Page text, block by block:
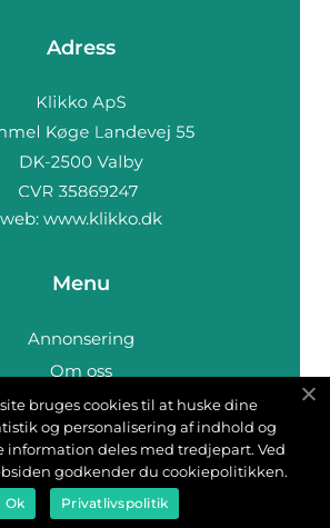
Adress
web: www.klikko.dk
Menu
Annonsering
Om oss
Cookies
Kontakta oss
Sitemap
bruges cookies til at huske dine
og personalisering af indhold og
information deles med tredjepart. Ved
godkender du cookiepolitikken.
Ok Privatlivspolitik